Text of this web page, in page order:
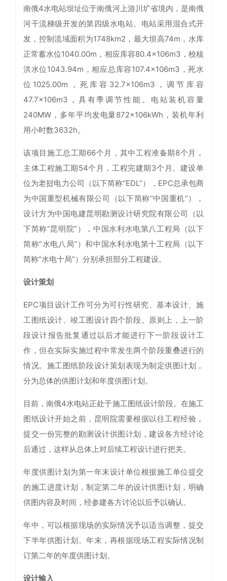
南俄4水电站坝址位于南俄河上游川圹省境内，是南俄
河干流梯级开发的第四级水电站。电站采用混合式开
发，控制流域面积为1748km2，最大坝高74m，水库
正常蓄水位1040.00m，相应库容80.4×106m3，校核
洪水位1043.94m，相应总库容107.4×106m3，死水
位1025.00m，死库容32.7×106m3，调节库容
47.7×106m3，具有季调节性能。电站装机容量
240MW，多年平均发电量872×106kWh，装机年利
用小时数3632h。
该项目施工总工期66个月，其中工程准备期8个月，
主体工程施工期54个月，工程完建期3个月。建设单
位为老挝电力公司（以下简称“EDL”），EPC总承包商
为中国重型机械有限公司（以下简称“中国重机”），
设计方为中国电建昆明勘测设计研究院有限公司（以
下简称“昆明院”），中国水利水电第八工程局（以下
简称“水电八局”）和中国水利水电第十工程局（以下
简称“水电十局”）分别承担部分工程建设。
设计策划
EPC项目设计工作可分为可行性研究、基本设计、施
工图纸设计、竣工图设计四个阶段。原则上，上一阶
段设计报告批复通过以后才能进行下一阶段设计工
作，但在实际实施过程中常发生两个阶段重叠进行的
情况。施工图纸阶段设计策划表现为制定供图计划，
分为总体的供图计划和年度供图计划。
目前，南俄4水电站正处于施工图纸设计阶段。在施工
图纸设计开始之前，昆明院需要根据以往工程经验，
提交一份完整的勘测设计供图计划，建设各方经讨论
后通过，这样从总体上对后续工程设计进行把关。
年度供图计划为第一年末设计单位根据施工单位提交
的施工进度计划，制定第二年的设计供图计划，明确
供图内容及时间，经参建各方讨论以后予以确认。
年中，可以根据现场的实际情况予以适当调整，提交
下半年供图计划。年末，再根据现场工程实际情况制
订第二年的年度供图计划。
设计输入